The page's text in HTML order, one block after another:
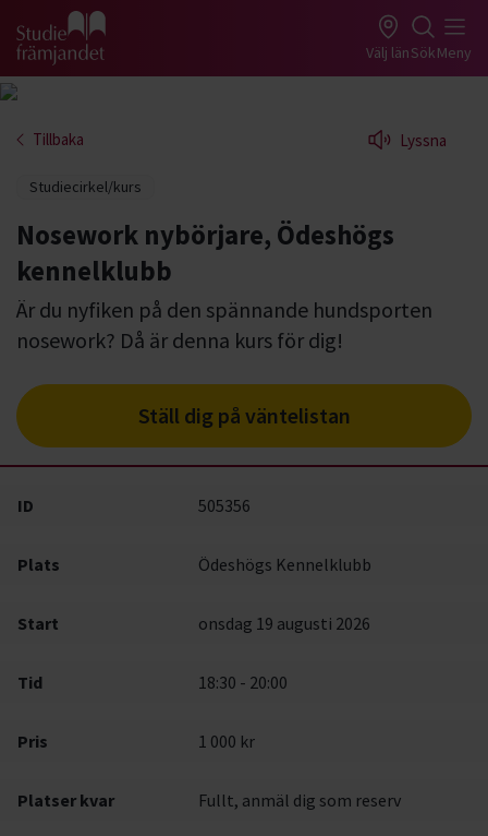
Gå till studiefrämjandets startsida Välj länSökMeny
Tillbaka Lyssna
Studiecirkel/kurs
Nosework nybörjare, Ödeshögs
kennelklubb
Är du nyfiken på den spännande hundsporten
nosework? Då är denna kurs för dig!
Ställ dig på väntelistan
ID 505356
Plats Ödeshögs Kennelklubb
Start onsdag 19 augusti 2026
Tid 18:30 - 20:00
Pris 1 000 kr
Platser kvar Fullt, anmäl dig som reserv